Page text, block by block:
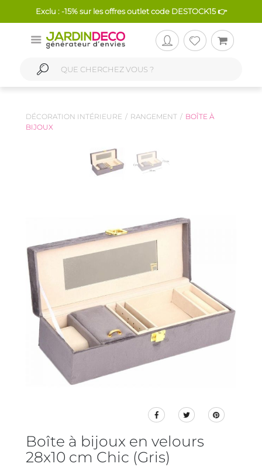
Exclu : -15% sur les offres outlet code DESTOCK15 👉
DÉCORATION INTÉRIEURE RANGEMENT
BOÎTE À
BIJOUX
Boîte à bijoux en velours
28x10 cm Chic (Gris)